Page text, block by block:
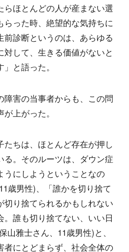
らほとんどの人が産まない選
らった時、絶望的な気持ちに
前診断というのは、あらゆる
して、生きる価値がないと
と語った。
障害の当事者からも、この問
上がった。
たちは、ほとんど存在が押し
る。そのルーツは、ダウン症
うにしようということなの
歳男性)、「誰かを切り捨て
切り捨てられるかもしれない
。誰も切り捨てない、いい日
山雅士さん、11歳男性)と、
者にとどまらず、社会全体の